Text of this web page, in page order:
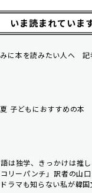
いま読まれていま
に本を読みたい人へ 記
子どもにおすすめの本
は独学、きっかけは推
リーパンチ」訳者の山
ラマも知らない私が韓